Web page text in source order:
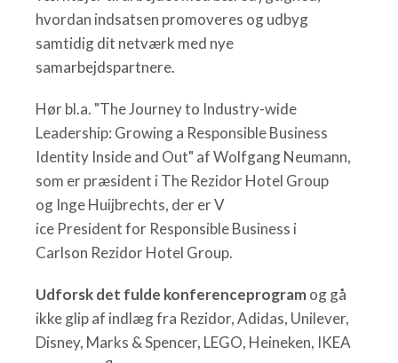
hvordan indsatsen promoveres og udbyg
samtidig dit netværk med nye
samarbejdspartnere.
Hør bl.a. "The Journey to Industry-wide
Leadership: Growing a Responsible Business
Identity Inside and Out" af Wolfgang Neumann,
som er præsident i The Rezidor Hotel Group
og Inge Huijbrechts, der er V
ice President for Responsible Business i
Carlson Rezidor Hotel Group.
Udforsk det fulde konferenceprogramog gå
ikke glip af indlæg fra Rezidor, Adidas, Unilever,
Disney, Marks & Spencer, LEGO, Heineken, IKEA